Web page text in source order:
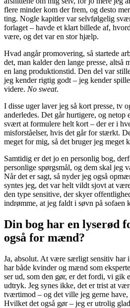
flere minder kom der frem, og desto
ting. Nogle kapitler var selvfølgelig
forlaget – havde et klart billede af,
være, og det var en stor hjælp.
Hvad angår promovering, så startede
det, man kalder den lange presse, altså
en lang produktionstid. Den del var
jeg kender rigtig godt – jeg kender
videre. No sweat.
I disse uger laver jeg så kort presse, tv
anderledes. Det går hurtigere, og netop
svært at formulere helt kort – der er i
misforståelser, hvis det går for stærkt.
meget for mig, så det bruger jeg meget
Samtidig er det jo en personlig bog,
personlige spørgsmål, og dem skal jeg
Når det er sagt, så nyder jeg også
syntes jeg, det var helt vildt sjovt at
den type sensitive, der skyer
indrømme, at jeg faldt i søvn på sofaen
Din bog har en lyserød
også for mænd?
Ja, absolut. At være særligt sensitiv har
har både kvinder og mænd som
ser ud, som den gør, er det fordi, vi gik
udtryk. Jeg synes ikke, det er trist at
tværtimod – og det ville jeg gerne have,
Hvilket det også gør – jeg er utrolig